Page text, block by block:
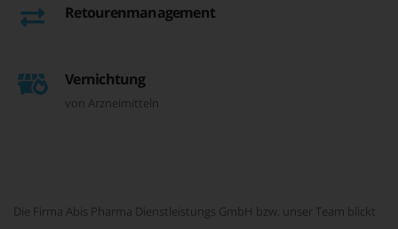
Retourenmanagement
Vernichtung
von Arzneimitteln
Die Firma Abis Pharma Dienstleistungs GmbH bzw. unser Team blickt